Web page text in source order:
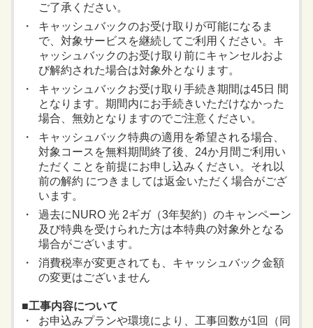
ご了承ください。
キャッシュバックのお受け取りが可能になるま
で、対象サービスを継続してご利用ください。キ
ャッシュバックのお受け取り前にキャンセルおよ
び解約された場合は対象外となります。
キャッシュバックお受け取り手続き期間は45日 間
となります。期間内にお手続きいただけなかった
場合、無効となりますのでご注意ください。
キャッシュバック特典の適用を希望される場合、
対象コースを無料期間終了後、24か月間ご利用い
ただくことを前提にお申し込みください。それ以
前の解約 につきましては返金いただく場合がござ
います。
過去にNURO 光 2ギガ（3年契約）のキャンペーン
及び特典を受けられた方は本特典の対象外となる
場合がございます。
消費税率が変更されても、キャッシュバック金額
の変更はございません
■工事内容について
お申込みプランや環境により、工事回数が1回（同